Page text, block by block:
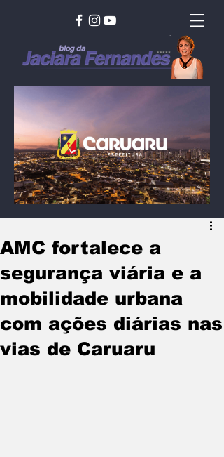
AMC fortalece a
segurança viária e a
mobilidade urbana
com ações diárias nas
vias de Caruaru